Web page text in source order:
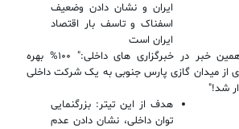
ایران و نشان دادن وضعیف
اسفناک و تاسف بار اقتصاد
ایران است
اما همین خبر در خبرگزاری های داخلی:" ۱۰۰% بهره
از میدان گازی پارس جنوبی به یک شرکت داخلی
شد!"
هدف از این تیتر: بزرگنمایی
توان داخلی، نشان دادن عدم